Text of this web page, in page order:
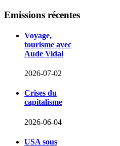
Emissions récentes
Voyage,
tourisme avec
Aude Vidal
2026-07-02
Crises du
capitalisme
2026-06-04
USA sous